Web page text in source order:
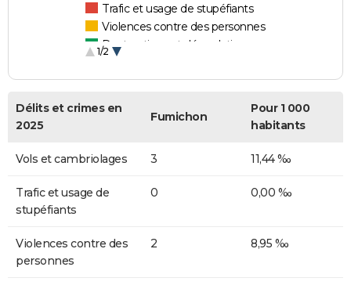
Trafic et usage de stupéfiants
Violences contre des personnes
Destructions et dégradations
1/2
Délits et crimes en
2025
Fumichon
Pour 1 000
habitants
Vols et cambriolages 3 11,44 ‰
Trafic et usage de
stupéfiants
0 0,00 ‰
Violences contre des
personnes
2 8,95 ‰